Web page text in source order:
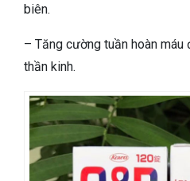
biên.
– Tăng cường tuần hoàn
thần kinh.